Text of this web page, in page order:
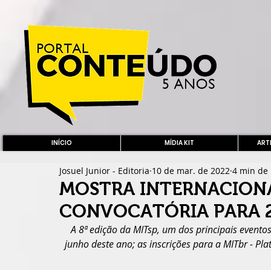
INÍCIO MÍDIA KIT
MOSTRA
CONVOCATÓRIA PARA
Josuel Junior - Editoria 10 de mar. de 2022 4 min
A 8ª edição da MITsp, um dos principais
junho deste ano; as inscrições para a MITbr -